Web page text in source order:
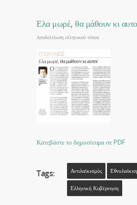
Ελα μωρέ, θα μάθουν κι
Αποδελτίωση ελληνικού τύπου
Κατεβάστε το δημοσίευμα σε PDF
Tags: Αντιλαϊκισμός
Ελληνική Κυβέρνηση